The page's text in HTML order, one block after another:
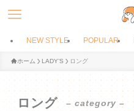
NEW STYLE POPULAR
ホーム LADY’S ロング
ロング – category –